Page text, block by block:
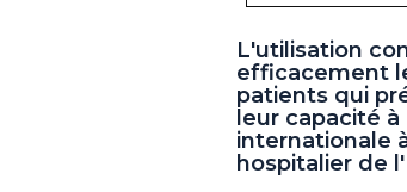
L'utilisation
efficacement
patients qui
leur capacité
internationale
hospitalier de